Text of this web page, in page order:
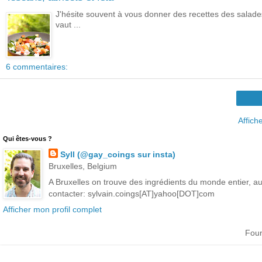
J'hésite souvent à vous donner des recettes des
vaut ...
6 commentaires:
Qui êtes-vous ?
Syll (@gay_coings sur insta)
Bruxelles, Belgium
A Bruxelles on trouve des ingrédients du monde entier,
contacter: sylvain.coings[AT]yahoo[DOT]com
Afficher mon profil complet